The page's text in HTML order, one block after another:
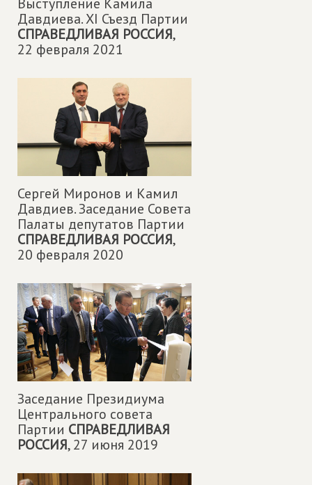
Выступление Камила
Давдиева. XI Съезд Партии
СПРАВЕДЛИВАЯ РОССИЯ,
22 февраля 2021
Сергей Миронов и Камил
Давдиев. Заседание Совета
Палаты депутатов Партии
СПРАВЕДЛИВАЯ РОССИЯ,
20 февраля 2020
Заседание Президиума
Центрального совета
Партии СПРАВЕДЛИВАЯ
РОССИЯ,27 июня 2019